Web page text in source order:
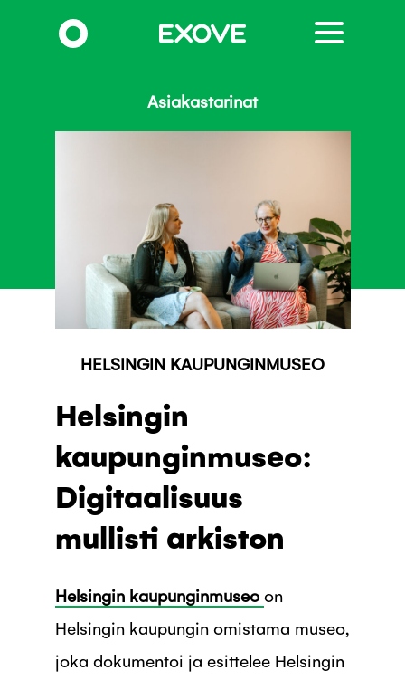
pääsisältöön
Asiakastarinat
HELSINGIN KAUPUNGINMUSEO
Helsingin
kaupunginmuseo:
Digitaalisuus
mullisti arkiston
Helsingin kaupunginmuseo on
Helsingin kaupungin omistama museo,
joka dokumentoi ja esittelee Helsingin